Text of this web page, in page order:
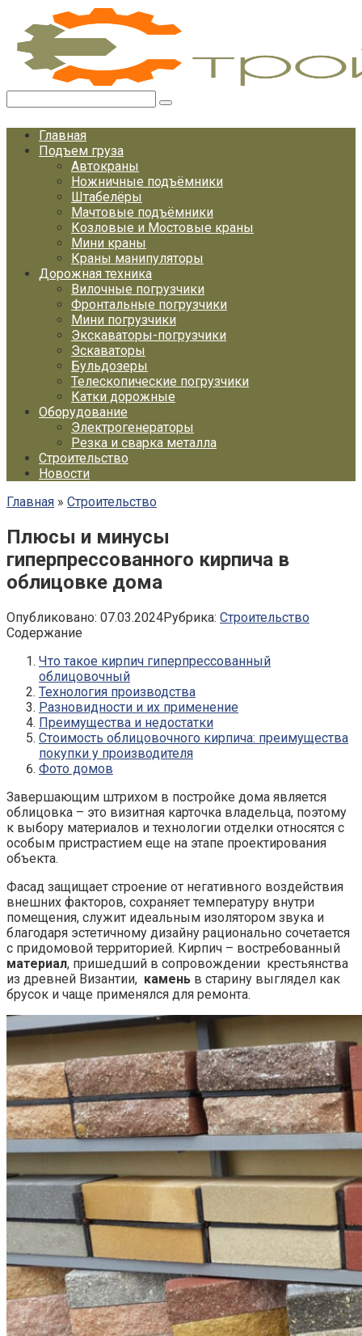
Перейти
контенту
Главная
Подъем груза
Автокраны
Ножничные подъёмники
Штабелёры
Мачтовые подъёмники
Козловые и Мостовые краны
Мини краны
Краны манипуляторы
Дорожная техника
Вилочные погрузчики
Фронтальные погрузчики
Мини погрузчики
Экскаваторы-погрузчики
Эскаваторы
Бульдозеры
Телескопические погрузчики
Катки дорожные
Оборудование
Электрогенераторы
Резка и сварка металла
Строительство
Новости
Главная » Строительство
Плюсы и минусы
гиперпрессованного кирпича в
облицовке дома
Опубликовано: 07.03.2024Рубрика: Строительство
Содержание
Что такое кирпич гиперпрессованный
облицовочный
Технология производства
Разновидности и их применение
Преимущества и недостатки
Стоимость облицовочного кирпича: преимущества
покупки у производителя
Фото домов
Завершающим штрихом в постройке дома является
облицовка – это визитная карточка владельца, поэтому
к выбору материалов и технологии отделки относятся с
особым пристрастием еще на этапе проектирования
объекта.
Фасад защищает строение от негативного воздействия
внешних факторов, сохраняет температуру внутри
помещения, служит идеальным изолятором звука и
благодаря эстетичному дизайну рационально сочетается
с придомовой территорией. Кирпич – востребованный
материал, пришедший в сопровождении крестьянства
из древней Византии, камень в старину выглядел как
брусок и чаще применялся для ремонта.